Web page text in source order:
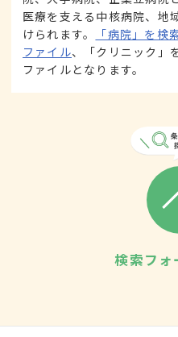
医療を支える中核病院、地
けられます。
「病院」を検
ファイル、「クリニック」
ファイルとなります。
検索フォ